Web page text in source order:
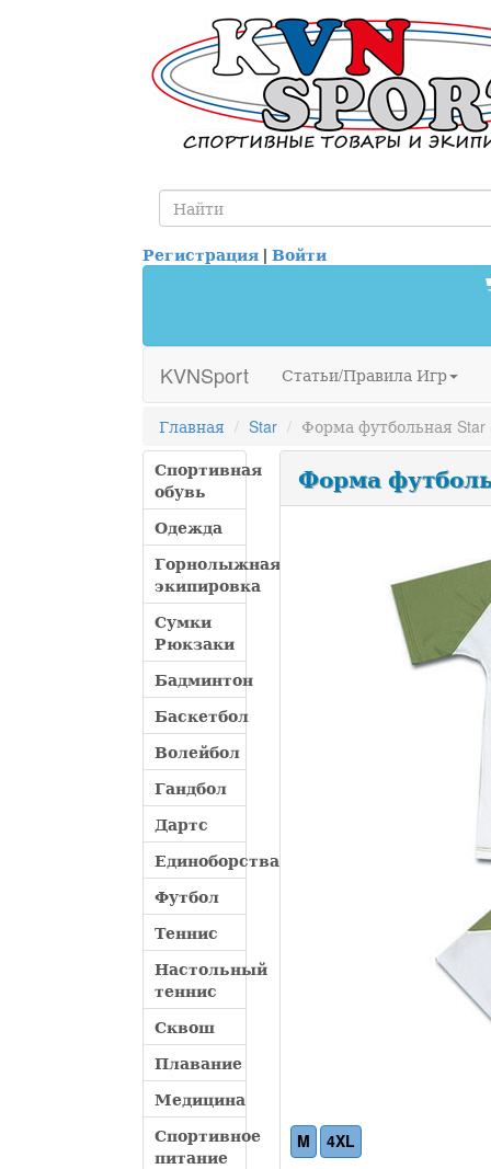
Регистрация | Войти
KVNSport Статьи/Правила Игр
Главная Star
Форма футбольная Star
Спортивная
обувь
Одежда
Горнолыжная
экипировка
Сумки
Рюкзаки
Бадминтон
Баскетбол
Волейбол
Гандбол
Дартс
Единоборства
Футбол
Теннис
Настольный
теннис
Сквош
Плавание
Медицина
Спортивное
питание
Форма
M 4XL